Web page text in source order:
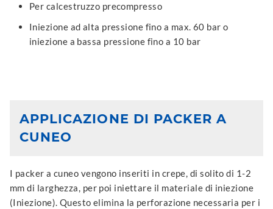
Per calcestruzzo precompresso
Iniezione ad alta pressione fino a max. 60 bar o
iniezione a bassa pressione fino a 10 bar
APPLICAZIONE DI PACKER A
CUNEO
I packer a cuneo vengono inseriti in crepe, di solito di 1-2
mm di larghezza, per poi iniettare il materiale di iniezione
(Iniezione). Questo elimina la perforazione necessaria per i